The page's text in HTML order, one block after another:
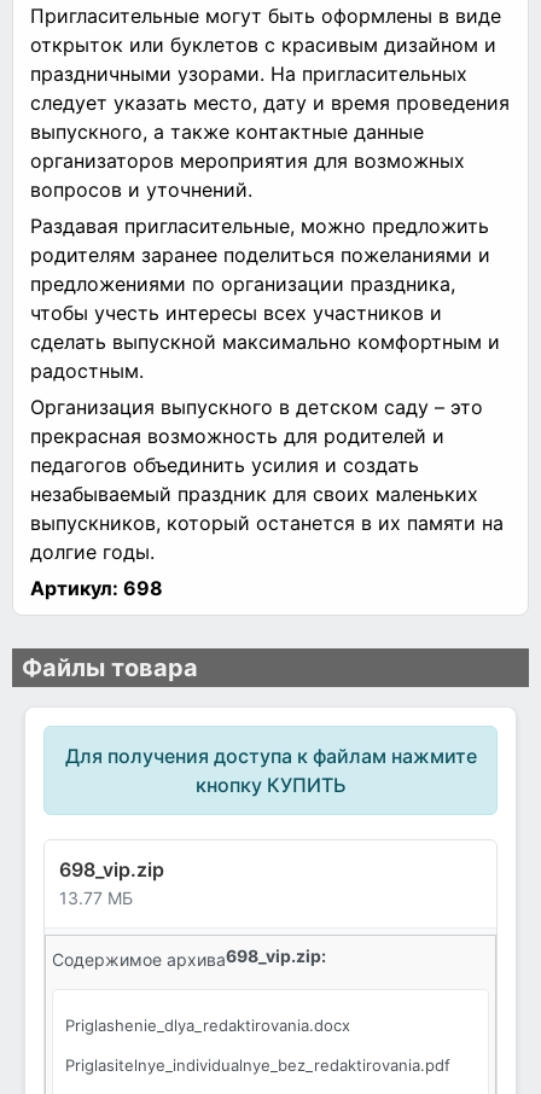
Пригласительные могут быть оформлены в виде
открыток или буклетов с красивым дизайном и
праздничными узорами. На пригласительных
следует указать место, дату и время проведения
выпускного, а также контактные данные
организаторов мероприятия для возможных
вопросов и уточнений.
Раздавая пригласительные, можно предложить
родителям заранее поделиться пожеланиями и
предложениями по организации праздника,
чтобы учесть интересы всех участников и
сделать выпускной максимально комфортным и
радостным.
Организация выпускного в детском саду – это
прекрасная возможность для родителей и
педагогов объединить усилия и создать
незабываемый праздник для своих маленьких
выпускников, который останется в их памяти на
долгие годы.
Артикул: 698
Файлы товара
Для получения доступа к файлам нажмите
кнопку КУПИТЬ
698_vip.zip
13.77 МБ
Содержимое архива698_vip.zip:
Priglashenie_dlya_redaktirovania.docx
Priglasitelnye_individualnye_bez_redaktirovania.pdf